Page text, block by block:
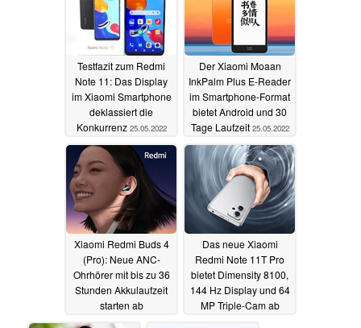
Testfazit zum Redmi
Note 11: Das Display
im Xiaomi Smartphone
deklassiert die
Konkurrenz 25.05.2022
Der Xiaomi Moaan
InkPalm Plus E-Reader
im Smartphone-Format
bietet Android und 30
Tage Laufzeit 25.05.2022
Xiaomi Redmi Buds 4
(Pro): Neue ANC-
Ohrhörer mit bis zu 36
Stunden Akkulaufzeit
starten ab
umgerechnet 28 Euro
Das neue Xiaomi
Redmi Note 11T Pro
bietet Dimensity 8100,
144 Hz Display und 64
MP Triple-Cam ab